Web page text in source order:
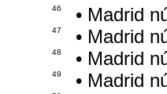
46 • Madrid
47 • Madrid
48 • Madrid
49 • Madrid